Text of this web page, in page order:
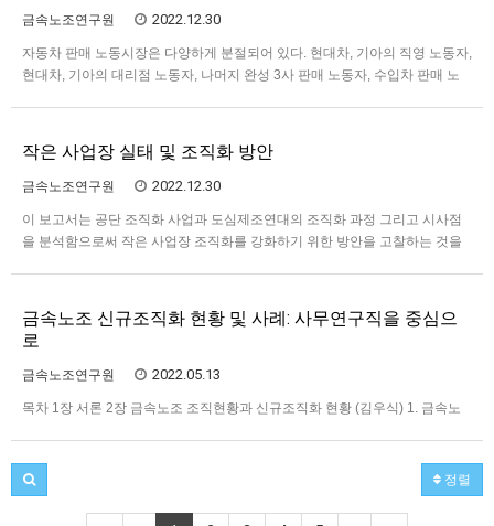
금속노조연구원 2022.12.30
자동차 판매 노동시장은 다양하게 분절되어 있다. 현대차, 기아의 직영 노동자,
현대차, 기아의 대리점 노동자, 나머지 완성 3사 판매 노동자, 수입차 판매 노
차 판매 노동자의 케이카지회가 있다. 노동시장이 분…
작은 사업장 실태 및 조직화 방안
금속노조연구원 2022.12.30
이 보고서는 공단 조직화 사업과 도심제조연대의 조직화 과정 그리고 시사점
을 분석함으로써 작은 사업장 조직화를 강화하기 위한 방안을 고찰하는 것을
하 사업장을 대상으로 시행한 노동실태조사 결과를 살펴볼 것이다…
금속노조 신규조직화 현황 및 사례: 사무연구직을 중심으
로
금속노조연구원 2022.05.13
목차 1장 서론 2장 금속노조 조직현황과 신규조직화 현황 (김우식) 1. 금속노
화 2. 화이트칼라 노동자의 조직화 3. 화이트칼라 노동자 및 조직화 특성 4장
사무연구직 노동자 특성과 조직화 사례…
정렬